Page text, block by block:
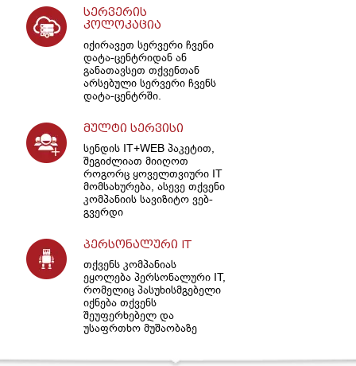
სერვერის
კოლოკაცია
იქირავეთ სერვერი ჩვენი
დატა-ცენტრიდან ან
განათავსეთ თქვენთან
არსებული სერვერი ჩვენს
დატა-ცენტრში.
მულტი სერვისი
სენდის IT+WEB პაკეტით,
შეგიძლიათ მიიღოთ
როგორც ყოველთვიური IT
მომსახურება, ასევე თქვენი
კომპანიის სავიზიტო ვებ-
გვერდი
პერსონალური IT
თქვენს კომპანიას
ეყოლება პერსონალური IT,
რომელიც პასუხისმგებელი
იქნება თქვენს
შეუფერხებელ და
უსაფრთხო მუშაობაზე